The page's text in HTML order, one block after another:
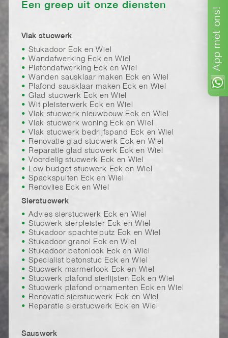
App
met
ons!
Een greep uit onze diensten
Vlak stucwerk
Stukadoor Eck en Wiel
Wandafwerking Eck en Wiel
Plafondafwerking Eck en Wiel
Wanden sausklaar maken Eck en Wiel
Plafond sausklaar maken Eck en Wiel
Glad stucwerk Eck en Wiel
Wit pleisterwerk Eck en Wiel
Vlak stucwerk nieuwbouw Eck en Wiel
Vlak stucwerk woning Eck en Wiel
Vlak stucwerk bedrijfspand Eck en Wiel
Renovatie glad stucwerk Eck en Wiel
Reparatie glad stucwerk Eck en Wiel
Voordelig stucwerk Eck en Wiel
Low budget stucwerk Eck en Wiel
Spackspuiten Eck en Wiel
Renovlies Eck en Wiel
Sierstucwerk
Advies sierstucwerk Eck en Wiel
Stucwerk sierpleister Eck en Wiel
Stukadoor spachtelputz Eck en Wiel
Stukadoor granol Eck en Wiel
Stukadoor betonlook Eck en Wiel
Specialist betonstuc Eck en Wiel
Stucwerk marmerlook Eck en Wiel
Stucwerk plafond sierlijsten Eck en Wiel
Stucwerk plafond ornamenten Eck en Wiel
Renovatie sierstucwerk Eck en Wiel
Reparatie sierstucwerk Eck en Wiel
Sauswerk